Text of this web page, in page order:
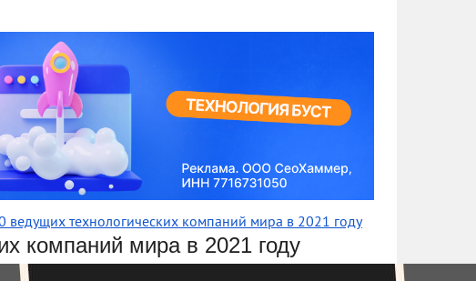
ведущих технологических компаний мира в 2021 году
компаний мира в 2021 году